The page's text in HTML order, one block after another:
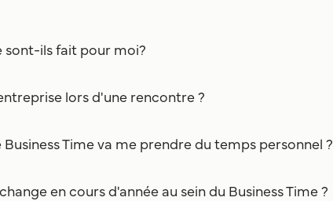
sont-ils fait pour moi?
lors d'une rencontre ?
Time va me prendre du temps personnel ?
en cours d'année au sein du Business Time ?